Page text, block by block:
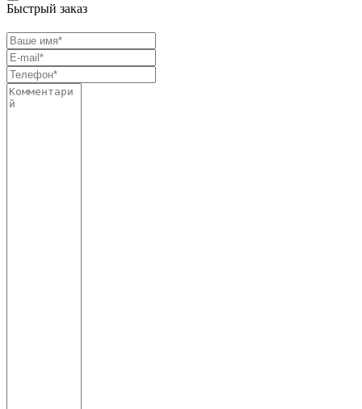
Быстрый заказ